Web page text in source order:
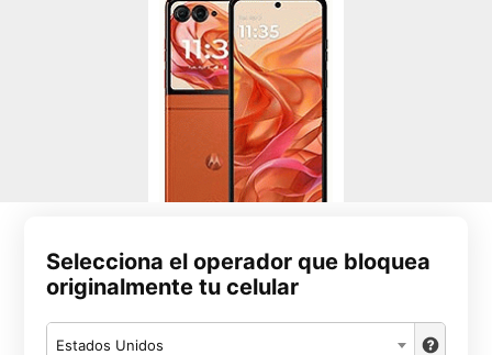
Selecciona el operador que bloquea
originalmente tu celular
Estados Unidos